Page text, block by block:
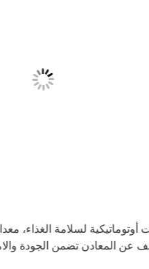
أوتوماتيكية لسلامة الغذاء،
عن المعادن تضمن الجودة